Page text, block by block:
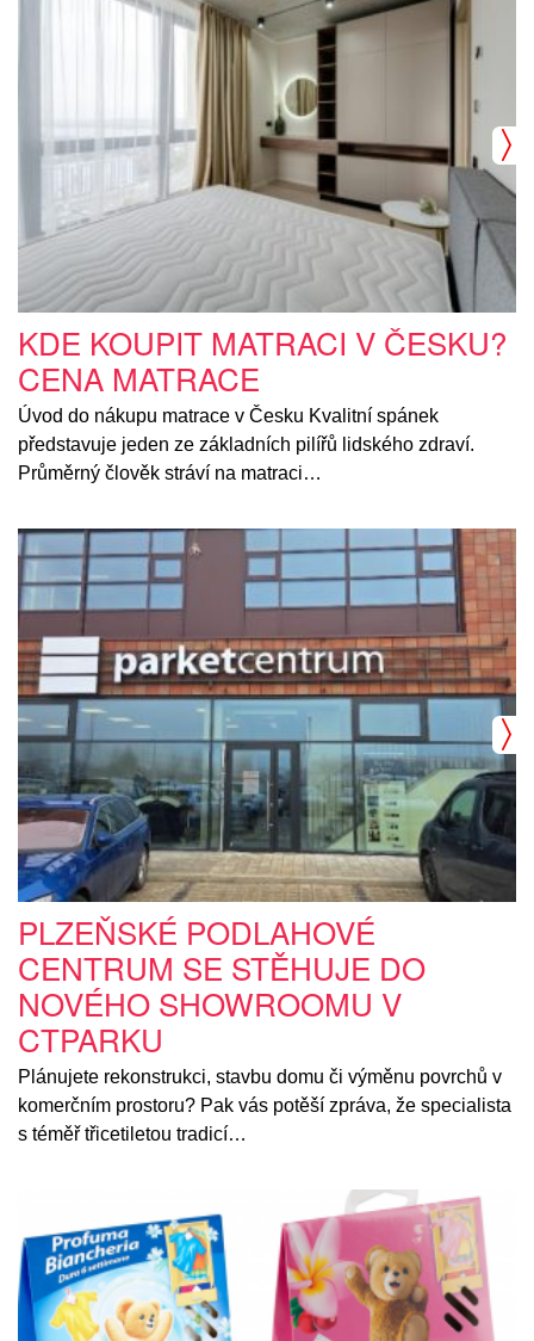
KDE KOUPIT MATRACI V ČESKU?
CENA MATRACE
Úvod do nákupu matrace v Česku Kvalitní spánek
představuje jeden ze základních pilířů lidského zdraví.
Průměrný člověk stráví na matraci…
PLZEŇSKÉ PODLAHOVÉ
CENTRUM SE STĚHUJE DO
NOVÉHO SHOWROOMU V
CTPARKU
Plánujete rekonstrukci, stavbu domu či výměnu povrchů v
komerčním prostoru? Pak vás potěší zpráva, že specialista
s téměř třicetiletou tradicí…